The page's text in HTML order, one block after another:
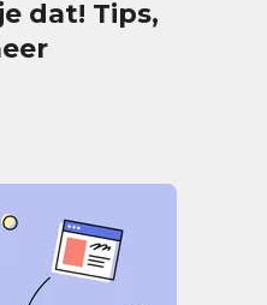
dat! Tips,